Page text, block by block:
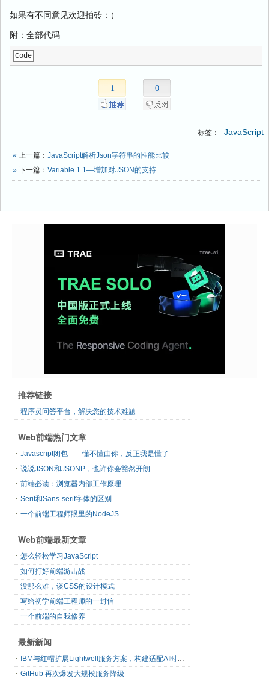
如果有不同意见欢迎拍砖：）
附：全部代码
Code
1 0
标签： JavaScript
« 上一篇： JavaScript解析Json字符串的性能比较
» 下一篇： Variable 1.1—增加对JSON的支持
推荐链接
程序员问答平台，解决您的技术难题
Web前端热门文章
Javascript闭包——懂不懂由你，反正我是懂了
说说JSON和JSONP，也许你会豁然开朗
前端必读：浏览器内部工作原理
Serif和Sans-serif字体的区别
一个前端工程师眼里的NodeJS
Web前端最新文章
怎么轻松学习JavaScript
如何打好前端游击战
没那么难，谈CSS的设计模式
写给初学前端工程师的一封信
一个前端的自我修养
最新新闻
GitHub 再次爆发大规模服务降级